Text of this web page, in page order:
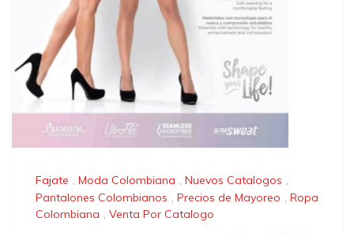
Fajate , Moda Colombiana , Nuevos Catalogos ,
Pantalones Colombianos , Precios de Mayoreo , Ropa
Colombiana , Venta Por Catalogo